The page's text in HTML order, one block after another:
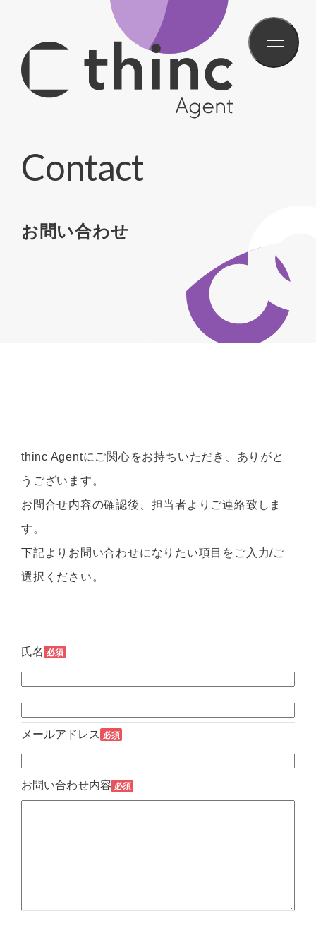
Contact
お問い合わせ
thinc Agentにご関心をお持ちいただき、ありがと
うございます。
お問合せ内容の確認後、担当者よりご連絡致しま
す。
下記よりお問い合わせになりたい項目をご入力/ご
選択ください。
氏名 必須
メールアドレス 必須
お問い合わせ内容 必須